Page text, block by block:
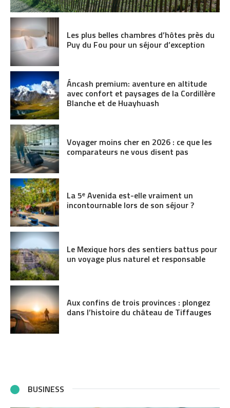
Les plus belles chambres d’hôtes près du
Puy du Fou pour un séjour d’exception
Áncash premium: aventure en altitude
avec confort et paysages de la Cordillère
Blanche et de Huayhuash
Voyager moins cher en 2026 : ce que les
comparateurs ne vous disent pas
La 5ᵉ Avenida est-elle vraiment un
incontournable lors de son séjour ?
Le Mexique hors des sentiers battus pour
un voyage plus naturel et responsable
Aux confins de trois provinces : plongez
dans l’histoire du château de Tiffauges
BUSINESS